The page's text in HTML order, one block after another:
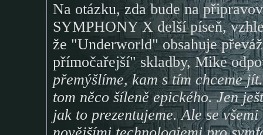
Na otázku, zda bude na
SYMPHONY X delší píseň,
že "Underworld" obsahuje
přímočařejší" skladby, Mike
přemýšlíme, kam s tím chceme
tom něco šíleně epického. Jen
jak to prezentujeme. Ale se všemi